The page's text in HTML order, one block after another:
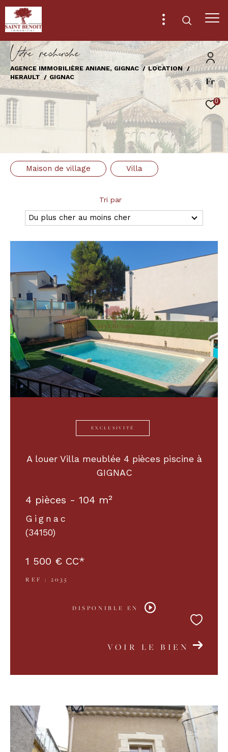
Fr
0
Vore recece
AGENCE IMMOBILIÈRE ANIANE, GIGNAC
LOCATION
HERAULT
GIGNAC
Maison de village Villa
Tri par
Du plus cher au moins cher
EXCLUSIVITÉ
A louer Villa meublée 4 pièces piscine à
GIGNAC
4 pièces - 104 m²
Gignac
(34150)
1 500 € CC*
REF : 2035
DISPONIBLE EN
VOIR LE BIEN
Effectuer une recherche
et trouver le bien qui correspond à vos
critères
d'offre
Location
Type
Ville
Surface
Surface
Pièces
Référence
AFFINER LES CRITÈRES
TERRASSE PARKING
RECHERCHER